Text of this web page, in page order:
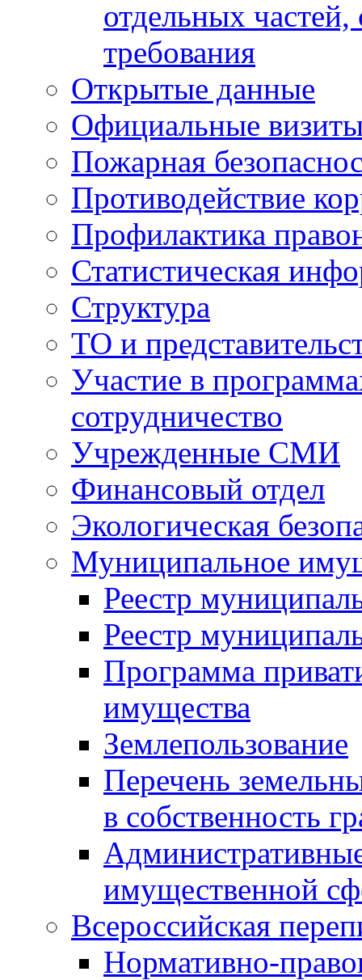
отдельных
требования
Открытые данные
Официальные
Пожарная
Противодействие
Профилактика
Статистическая
Структура
ТО и
Участие в
сотрудничество
Учрежденные СМИ
Финансовый отдел
Экологическая
Муниципальное
Реестр
Реестр
Программа
имущества
Землепользование
Перечень
в собственность
имущественной
Всероссийская
Нормативно-